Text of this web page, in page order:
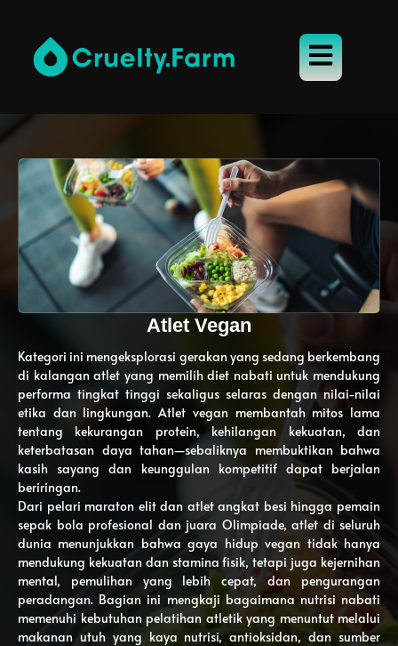
Atlet Vegan
Kategori ini mengeksplorasi gerakan yang sedang berkembang
di kalangan atlet yang memilih diet nabati untuk mendukung
performa tingkat tinggi sekaligus selaras dengan nilai-nilai
etika dan lingkungan. Atlet vegan membantah mitos lama
tentang kekurangan protein, kehilangan kekuatan, dan
keterbatasan daya tahan—sebaliknya membuktikan bahwa
kasih sayang dan keunggulan kompetitif dapat berjalan
beriringan.
Dari pelari maraton elit dan atlet angkat besi hingga pemain
sepak bola profesional dan juara Olimpiade, atlet di seluruh
dunia menunjukkan bahwa gaya hidup vegan tidak hanya
mendukung kekuatan dan stamina fisik, tetapi juga kejernihan
mental, pemulihan yang lebih cepat, dan pengurangan
peradangan. Bagian ini mengkaji bagaimana nutrisi nabati
memenuhi kebutuhan pelatihan atletik yang menuntut melalui
makanan utuh yang kaya nutrisi, antioksidan, dan sumber